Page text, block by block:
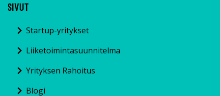
SIVUT
Startup-yritykset
Liiketoimintasuunnitelma
Yrityksen Rahoitus
Blogi